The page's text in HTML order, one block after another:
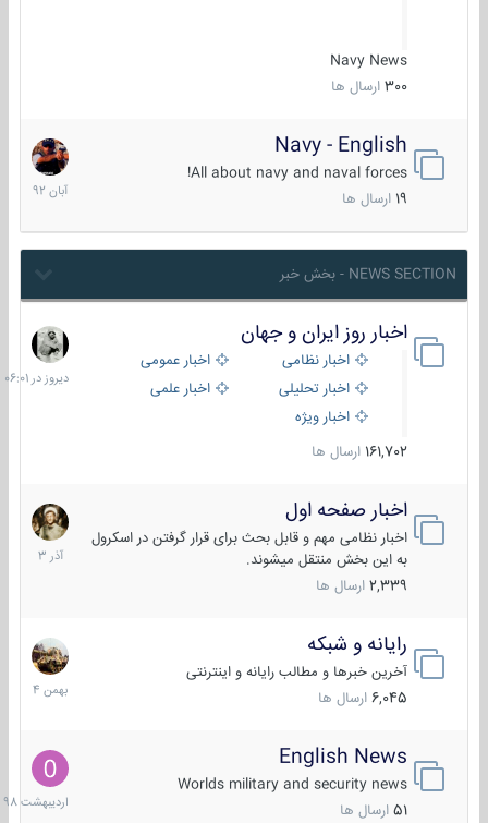
Navy News
300 ارسال ها
Navy - English
All about navy and naval forces!
ارسال ها
22
آبان
1392
NEWS SECTION - بخش خبر
اخبار روز ایران و جهان
اخبار نظامی
اخبار عمومی
اخبار تحلیلی
اخبار علمی
اخبار ویژه
161,702 ارسال ها
دیروز
در
06:01
اخبار صفحه اول
اخبار نظامی مهم و قابل بحث برای قرار گرفتن در اسکرول
به این بخش منتقل میشوند.
2,339 ارسال ها
7
آذر
1403
رایانه و شبکه
آخرین خبرها و مطالب رایانه و اینترنتی
6,045 ارسال ها
30
بهمن
1404
English News
Worlds military and security news
51 ارسال ها
10
1398